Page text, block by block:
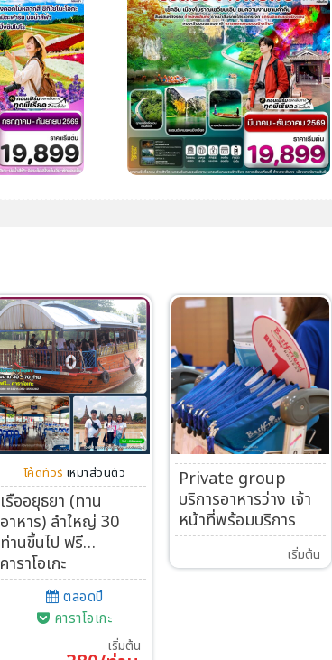
โค้ดทัวร์ เหมาส่วนตัว
เรืออยุธยา (ทาน
อาหาร) ลำใหญ่ 30
ท่านขึ้นไป ฟรี…
คาราโอเกะ
ตลอดปี
คาราโอเกะ
เริ่มต้น
Private group
บริการอาหารว่าง เจ้า
หน้าที่พร้อมบริการ
เริ่มต้น